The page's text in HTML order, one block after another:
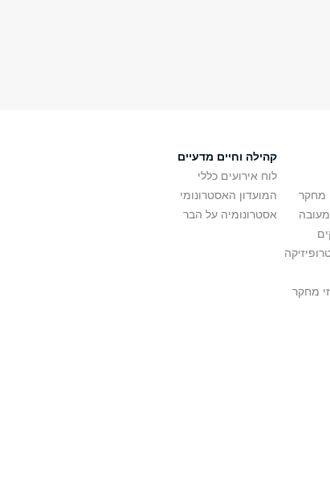
מחקר
מחקר
קהילה וחיים מדעיים
לוח אירועים כללי
המועדון האסטרונומי
אסטרונומיה על הבר